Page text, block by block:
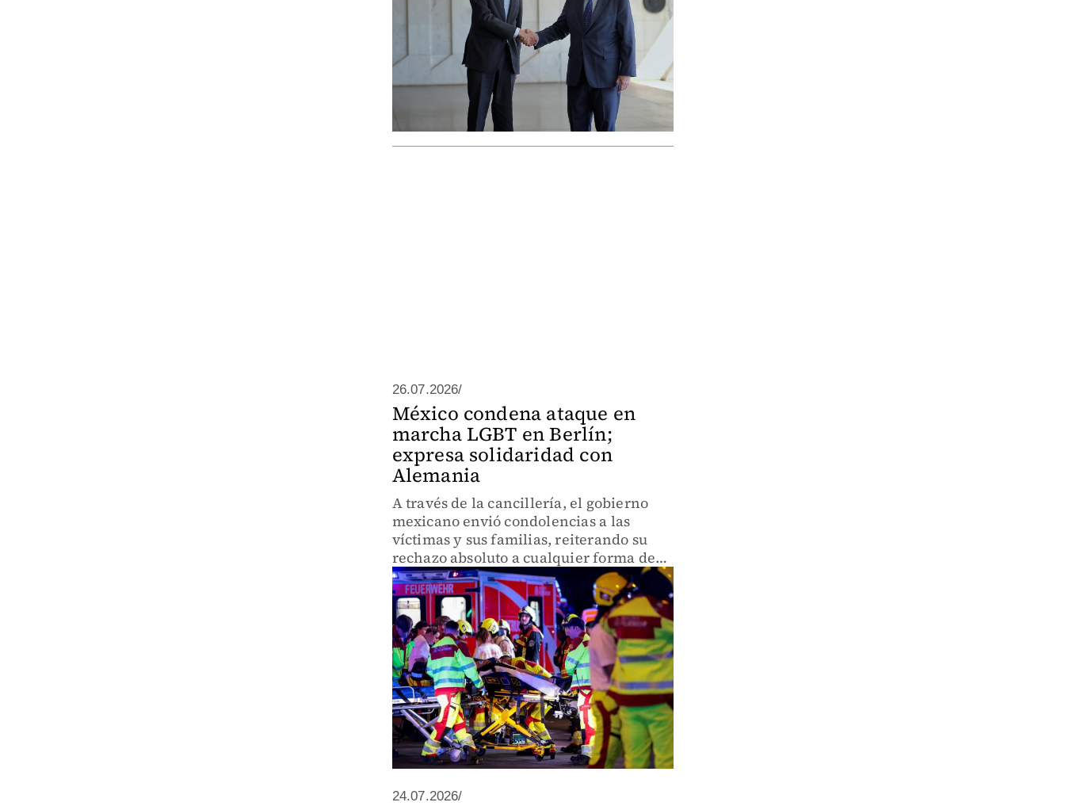
26.07.2026/
México condena ataque en
marcha LGBT en Berlín;
expresa solidaridad con
Alemania
A través de la cancillería, el gobierno
mexicano envió condolencias a las
víctimas y sus familias, reiterando su
rechazo absoluto a cualquier forma de
violencia motivada por el odio.
24.07.2026/